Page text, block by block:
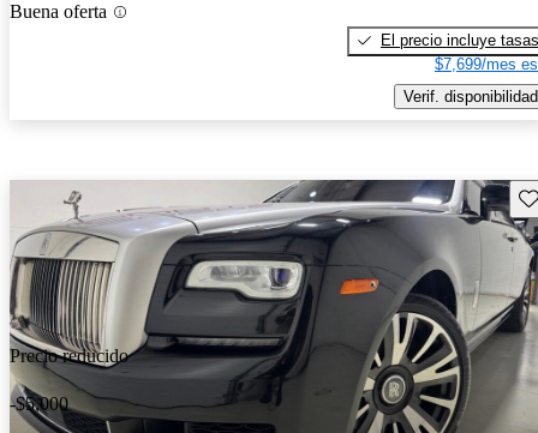
Buena oferta
El precio incluye tasas
$7,699/mes
Verif. disponibilidad
Precio reducido
-$5,000